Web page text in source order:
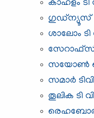
കാഹളം ടി
ഗുഡ്ന്യൂസ്‌
ശാലോം
സയോൺ
സമാര്‍ ടിവി
തൂലിക ടി വി